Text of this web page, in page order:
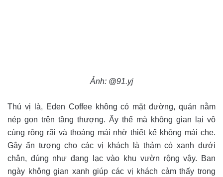
Ảnh: @91.yj
Thú vị là, Eden Coffee không có mặt đường, quán nằm
nép gọn trên tầng thượng. Ấy thế mà không gian lại vô
cùng rộng rãi và thoáng mái nhờ thiết kế không mái che.
Gây ấn tượng cho các vị khách là thảm cỏ xanh dưới
chân, đúng như đang lạc vào khu vườn rộng vậy. Ban
ngày không gian xanh giúp các vị khách cảm thấy trong